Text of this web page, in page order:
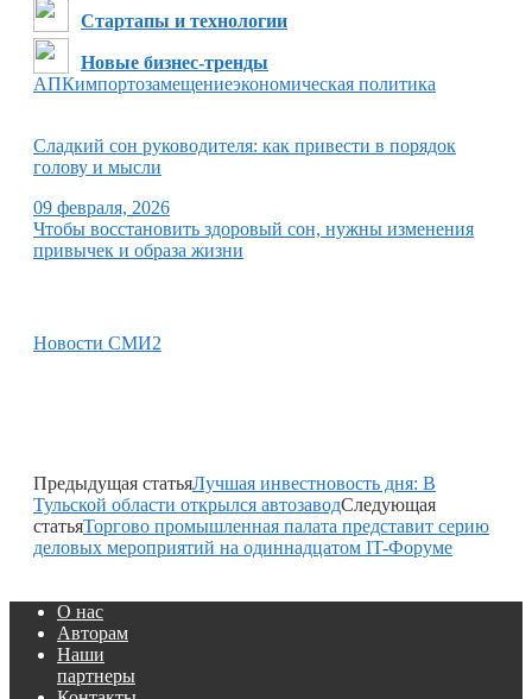
Стартапы и технологии
Новые бизнес-тренды
АПКимпортозамещениеэкономическая политика
Сладкий сон руководителя: как привести в порядок
голову и мысли
09 февраля, 2026
Чтобы восстановить здоровый сон, нужны изменения
привычек и образа жизни
Новости СМИ2
Предыдущая статьяЛучшая инвестновость дня: В
Тульской области открылся автозаводСледующая
статьяТоргово промышленная палата представит серию
деловых мероприятий на одиннадцатом IT-Форуме
О нас
Авторам
Наши
партнеры